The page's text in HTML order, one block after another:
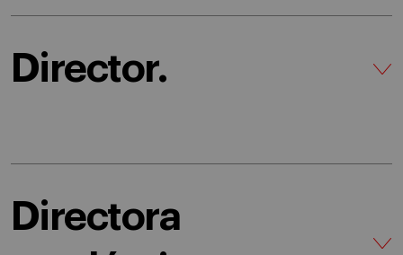
Director.
Directora